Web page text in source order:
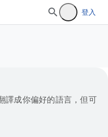
登入
譯成你偏好的語言，但可